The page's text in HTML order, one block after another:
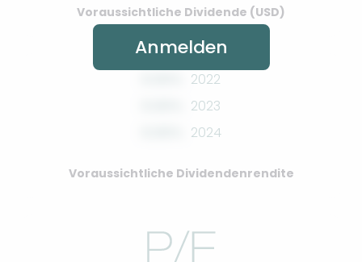
Voraussichtliche Dividende (USD)
2022
2023
2024
Voraussichtliche Dividendenrendite
Anmelden